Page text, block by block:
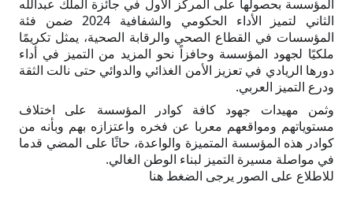
المؤسسة بحصولها على المركز الأول في جائزة الملك عبدالله
الثاني لتميز الأداء الحكومي والشفافية 2024 ضمن فئة
المؤسسات في القطاع الصحي والرقابة الصحية، يمثل تكريمًا
ملكيًا لجهود المؤسسة وحافزاً نحو المزيد من التميز في أداء
دورها الريادي في تعزيز الأمن الغذائي والدوائي حتى نالت الثقة
ودرع التميز العربي.
وثمن مهيدات جهود كافة كوادر المؤسسة على اختلاف
مستوياتهم ومواقعهم معربا عن فخره واعتزازه بهم وبأنه من
كوادر هذه المؤسسة المتميزة والواعدة، حاثًا على المضي قدما
في مواصلة مسيرة التميز لبناء الوطن الغالي.
للاطلاع على الصور يرجى الضغط هنا